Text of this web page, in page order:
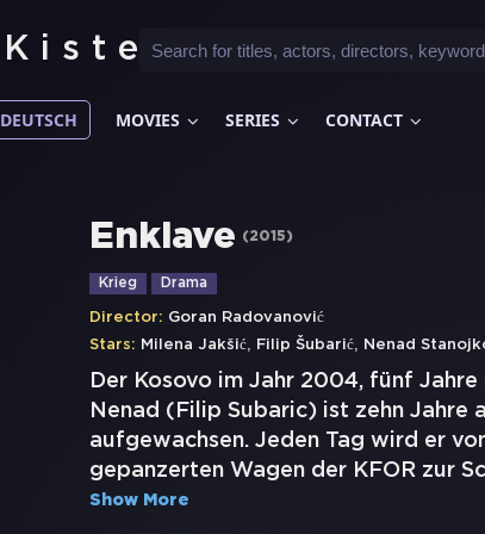
Kiste
DEUTSCH MOVIES SERIES CONTACT
Enklave (2015)
Krieg Drama
Director: Goran Radovanović
Stars: Milena Jakšić, Filip Šubarić, Nenad
Der Kosovo im Jahr 2004, fünf
Nenad (Filip Subaric) ist zehn Jahre
aufgewachsen. Jeden Tag wird er
gepanzerten Wagen der KFOR zur
Show More